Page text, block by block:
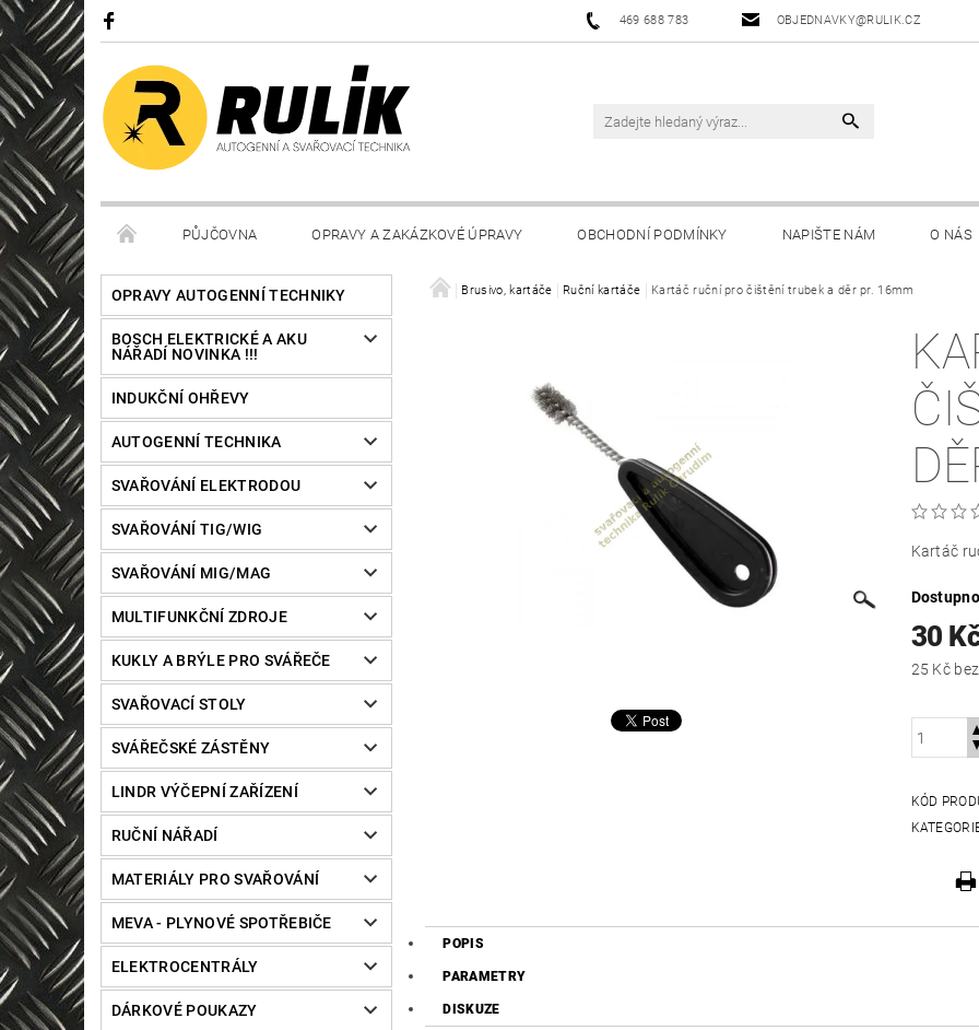
469 688 783 OBJEDNAVKY@RULIK.CZ
PŮJČOVNA OPRAVY A ZAKÁZKOVÉ ÚPRAVY OBCHODNÍ PODMÍNKY NAPIŠTE NÁM O NÁS
OPRAVY AUTOGENNÍ TECHNIKY
BOSCH ELEKTRICKÉ A AKU
NÁŘADÍ NOVINKA !!!
INDUKČNÍ OHŘEVY
AUTOGENNÍ TECHNIKA
SVAŘOVÁNÍ ELEKTRODOU
SVAŘOVÁNÍ TIG/WIG
SVAŘOVÁNÍ MIG/MAG
MULTIFUNKČNÍ ZDROJE
KUKLY A BRÝLE PRO SVÁŘEČE
SVAŘOVACÍ STOLY
SVÁŘEČSKÉ ZÁSTĚNY
LINDR VÝČEPNÍ ZAŘÍZENÍ
RUČNÍ NÁŘADÍ
MATERIÁLY PRO SVAŘOVÁNÍ
MEVA - PLYNOVÉ SPOTŘEBIČE
ELEKTROCENTRÁLY
DÁRKOVÉ POUKAZY
Brusivo, kartáče Ruční kartáče Kartáč ruční pro čištění trubek a děr pr. 16mm
Kartáč
30
25
KÓD
POPIS
PARAMETRY
DISKUZE